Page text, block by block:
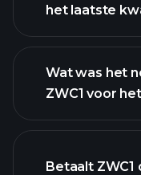
het laatste
Wat was het
ZWC1 voor
Betaalt ZWC1